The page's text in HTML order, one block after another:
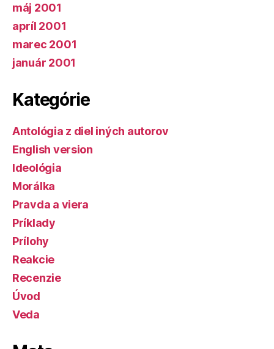
máj 2001
apríl 2001
marec 2001
január 2001
Kategórie
Antológia z diel iných autorov
English version
Ideológia
Morálka
Pravda a viera
Príklady
Prílohy
Reakcie
Recenzie
Úvod
Veda